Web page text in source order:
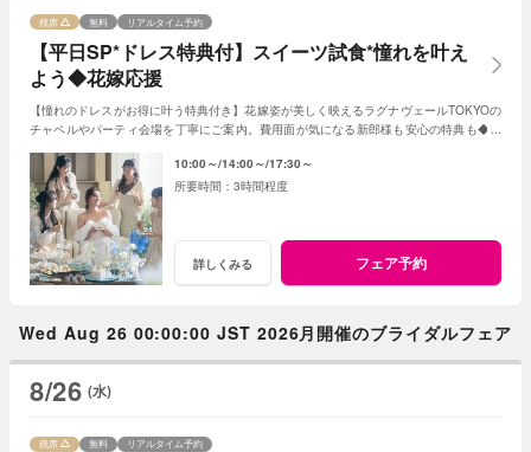
【平日SP*ドレス特典付】スイーツ試食*憧れを叶え
よう◆花嫁応援
残席 無料 リアルタイム予約
【憧れのドレスがお得に叶う特典付き】花嫁姿が美しく映えるラグナヴェールTOKYOの
チャペルやパーティ会場を丁寧にご案内。費用面が気になる新郎様も安心の特典も◆専
10:00～ 14:00～ 17:30～
3時間程度
詳しくみる フェア予約
Wed Aug 26 00:00:00 JST 2026月開催のブライダルフェア
8/26 (水)
残席 無料 リアルタイム予約